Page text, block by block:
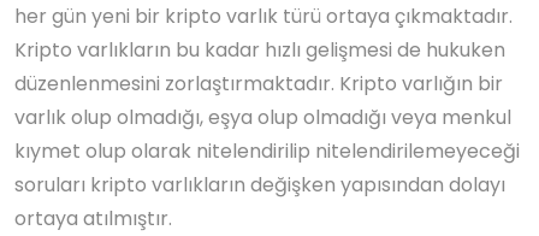
her gün yeni bir kripto varlık türü ortaya çıkmaktadır.
Kripto varlıkların bu kadar hızlı gelişmesi de hukuken
düzenlenmesini zorlaştırmaktadır. Kripto varlığın bir
varlık olup olmadığı, eşya olup olmadığı veya menkul
kıymet olup olarak nitelendirilip nitelendirilemeyeceği
soruları kripto varlıkların değişken yapısından dolayı
ortaya atılmıştır.